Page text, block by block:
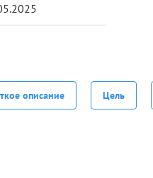
описание Цель